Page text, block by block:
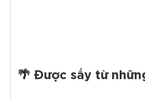
🌴 Được sấy từ